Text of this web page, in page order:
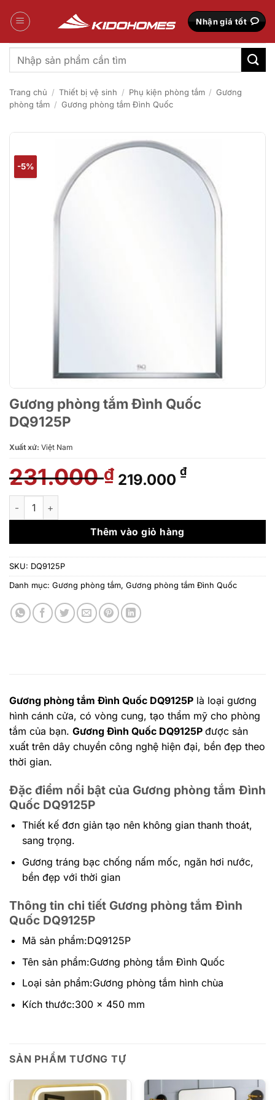
qua
Nhận giá tốt
Tìm
kiếm:
Trang chủ / Thiết bị vệ sinh / Phụ kiện phòng tắm / Gương
phòng tắm / Gương phòng tắm Đình Quốc
-5%
Gương phòng tắm Đình Quốc
DQ9125P
Xuất xứ: Việt Nam
231.000₫ Giá
gốc
231.000 ₫.
219.000 ₫Giá
là:
Gương phòng tắm Đình Quốc DQ9125P số lượng
Thêm vào giỏ hàng
SKU: DQ9125P
Danh mục: Gương phòng tắm, Gương phòng tắm Đình Quốc
Gương phòng tắm Đình Quốc DQ9125P là loại gương
hình cánh cửa, có vòng cung, tạo thẩm mỹ cho phòng
tắm của bạn. Gương Đình Quốc DQ9125P được sản
xuất trên dây chuyền công nghệ hiện đại, bền đẹp theo
thời gian.
Đặc điểm nổi bật của Gương phòng tắm Đình
Quốc DQ9125P
Thiết kế đơn giản tạo nên không gian thanh thoát,
sang trọng.
Gương tráng bạc chống nấm mốc, ngăn hơi nước,
bền đẹp với thời gian
Thông tin chi tiết Gương phòng tắm Đình
Quốc DQ9125P
Mã sản phẩm:DQ9125P
Tên sản phẩm:Gương phòng tắm Đình Quốc
Loại sản phẩm:Gương phòng tắm hình chùa
Kích thước:300 x 450 mm
SẢN PHẨM TƯƠNG TỰ